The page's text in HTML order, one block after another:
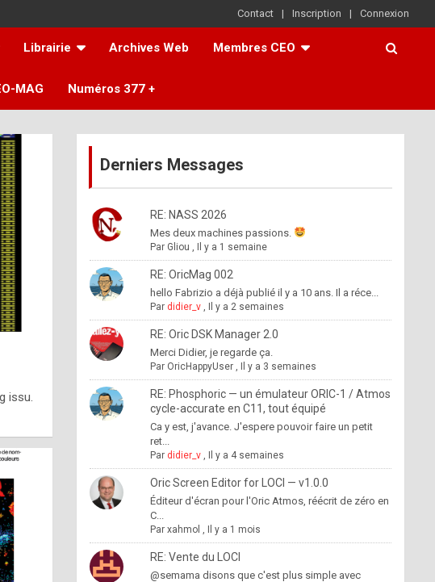
Contact Inscription Connexion
Librairie Archives Web Membres CEO
MAG Numéros 377 +
issu.
Derniers Messages
RE: NASS 2026
Mes deux machines passions.
Par Gliou , Il y a 1 semaine
RE: OricMag 002
hello Fabrizio a déjà publié il y a 10 ans. Il a réce...
Par didier_v, Il y a 2 semaines
RE: Oric DSK Manager 2.0
Merci Didier, je regarde ça.
Par OricHappyUser, Il y a 3 semaines
RE: Phosphoric — un émulateur ORIC-1 / Atmos
cycle-accurate en C11, tout équipé
Ca y est, j'avance. J'espere pouvoir faire un petit
ret...
Par didier_v, Il y a 4 semaines
Oric Screen Editor for LOCI — v1.0.0
Éditeur d'écran pour l'Oric Atmos, réécrit de zéro en
C...
Par xahmol , Il y a 1 mois
RE: Vente du LOCI
@semama disons que c'est plus simple avec